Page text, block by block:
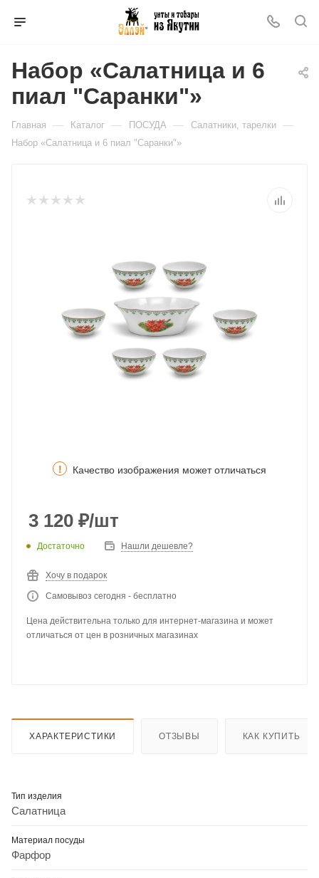
Набор «Салатница и 6
пиал "Саранки"»
Главная — Каталог — ПОСУДА — Салатники, тарелки —
Набор «Салатница и 6 пиал "Саранки"»
! Качество изображения может отличаться
3 120 ₽/шт
Достаточно Нашли дешевле?
Хочу в подарок
Самовывоз сегодня - бесплатно
Цена действительна только для интернет-магазина и может
отличаться от цен в розничных магазинах
ХАРАКТЕРИСТИКИ ОТЗЫВЫ КАК КУПИТЬ
Тип изделия
Салатница
Материал посуды
Фарфор